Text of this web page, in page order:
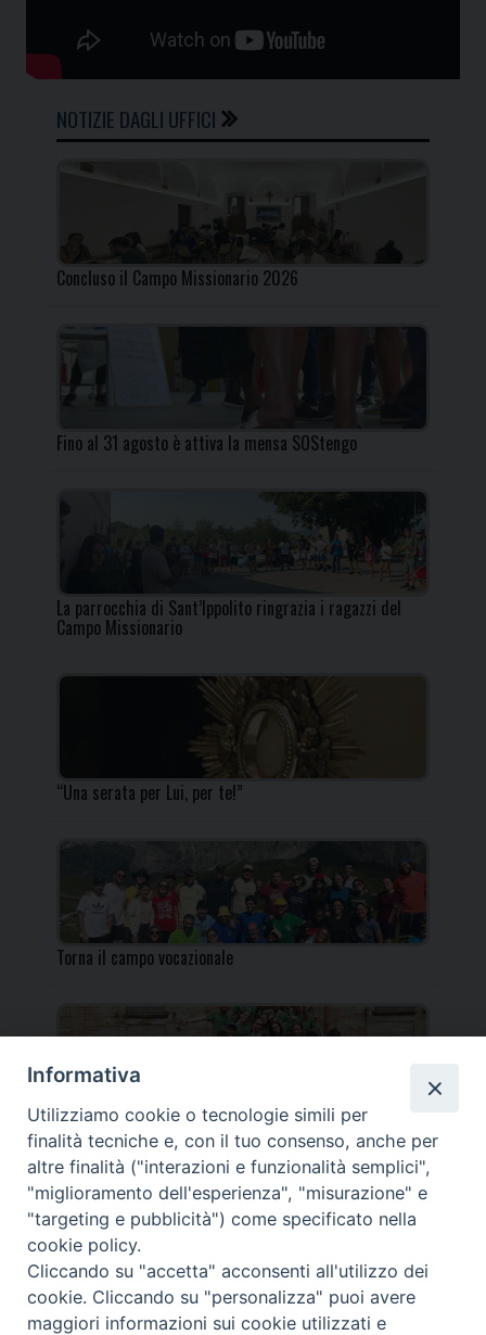
NOTIZIE DAGLI UFFICI
Concluso il Campo Missionario 2026
Fino al 31 agosto è attiva la mensa SOStengo
La parrocchia di Sant’Ippolito ringrazia i ragazzi del
Campo Missionario
“Una serata per Lui, per te!”
Torna il campo vocazionale
Torna il Campo Missionario Diocesano
_____________________________________________________
_____________________________
DIOCESI DI FANO FOSSOMBRONE CAGLI PERGOLA | Via Roma,
Informativa
Utilizziamo cookie o tecnologie simili per
finalità tecniche e, con il tuo consenso, anche per
altre finalità ("interazioni e funzionalità semplici",
"miglioramento dell'esperienza", "misurazione" e
"targeting e pubblicità") come specificato nella
cookie policy.
Cliccando su "accetta" acconsenti all'utilizzo dei
cookie. Cliccando su "personalizza" puoi avere
maggiori informazioni sui cookie utilizzati e